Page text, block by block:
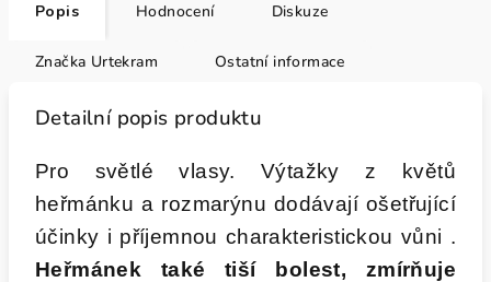
Popis Hodnocení Diskuze
Značka Urtekram Ostatní informace
Detailní popis produktu
Pro světlé vlasy. Výtažky z květů
heřmánku a rozmarýnu dodávají ošetřující
účinky i příjemnou charakteristickou vůni .
Heřmánek také tiší bolest, zmírňuje